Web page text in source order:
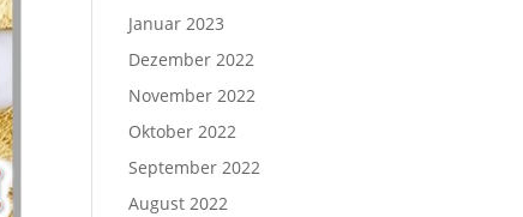
Januar 2023
Dezember 2022
November 2022
Oktober 2022
September 2022
August 2022